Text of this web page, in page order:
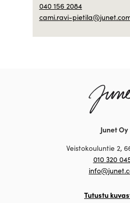
040 156 2084
cami.ravi-
Junet Oy
Veistokouluntie 2,
010 320
Tutustu